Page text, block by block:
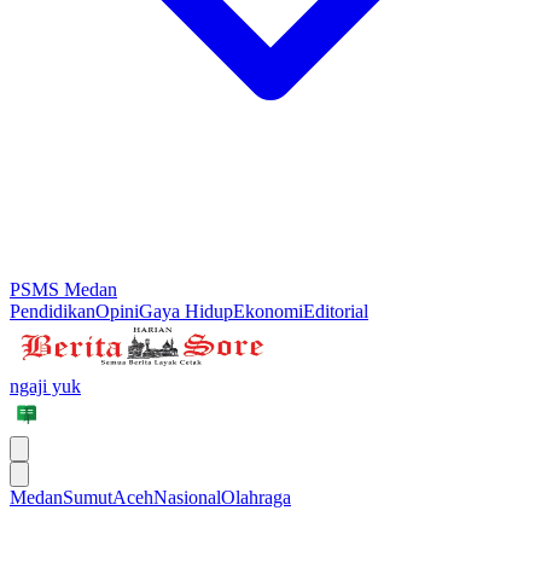
PSMS Medan
PendidikanOpiniGaya HidupEkonomiEditorial
ngaji yuk
MedanSumutAcehNasionalOlahraga